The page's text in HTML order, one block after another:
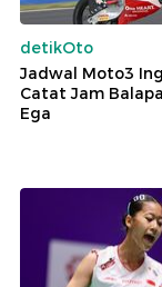
detikOto
Jadwal Moto3
Catat Jam
Ega